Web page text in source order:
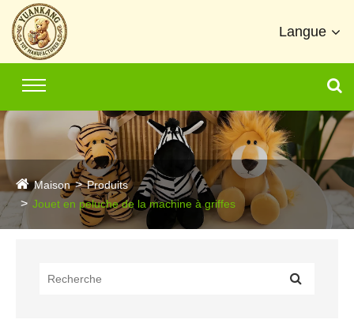
Langue
Maison
Produits
Jouet en peluche de la machine à griffes